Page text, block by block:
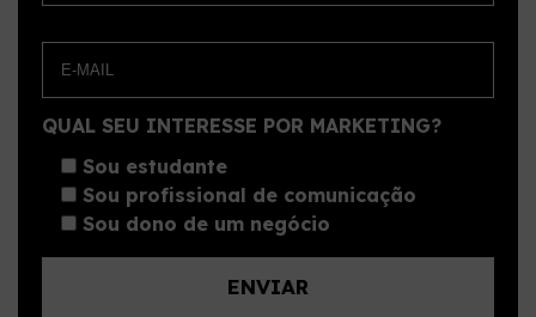
QUAL SEU INTERESSE POR MARKETING?
Sou estudante
Sou profissional de comunicação
Sou dono de um negócio